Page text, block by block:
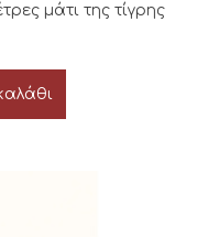
μάτι της τίγρης